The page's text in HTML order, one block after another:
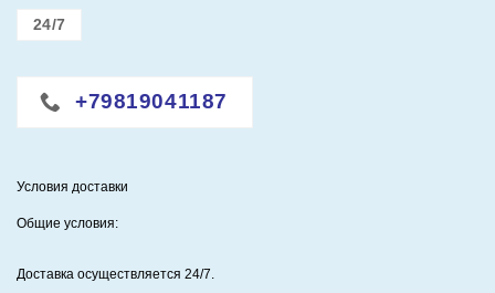
24/7
+79819041187
Условия доставки
Общие условия:
Доставка осуществляется 24/7.